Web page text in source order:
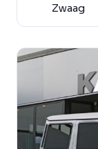
Zwaag